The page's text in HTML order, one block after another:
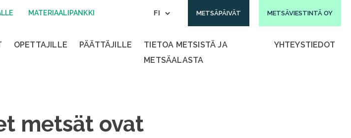
MATERIAALIPANKKI METSÄPÄIVÄT METSÄVIESTINTÄ OY
OPETTAJILLE PÄÄTTÄJILLE
TIETOA METSISTÄ JA
METSÄALASTA
YHTEYSTIEDOT
metsät ovat